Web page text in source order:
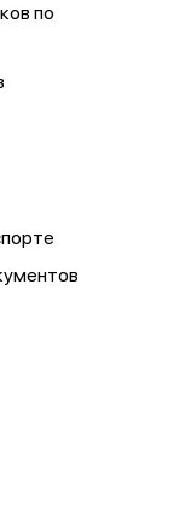
по